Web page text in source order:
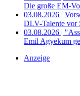
Die große EM-
03.08.2026 |
DLV-Talente vor
03.08.2026 |
Emil Agyekum
Anzeige